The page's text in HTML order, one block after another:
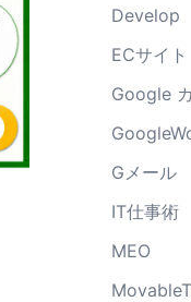
Develop
ECサイト
Google
Gメール
IT仕事術
MEO